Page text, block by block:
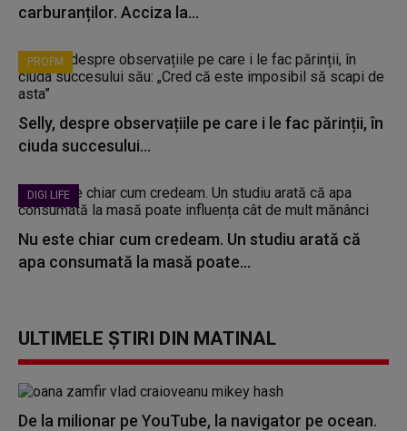
carburanților. Acciza la...
PROFM
Selly, despre observațiile pe care i le fac părinții, în
ciuda succesului...
DIGI LIFE
Nu este chiar cum credeam. Un studiu arată că
apa consumată la masă poate...
ULTIMELE ȘTIRI DIN MATINAL
De la milionar pe YouTube, la navigator pe ocean.